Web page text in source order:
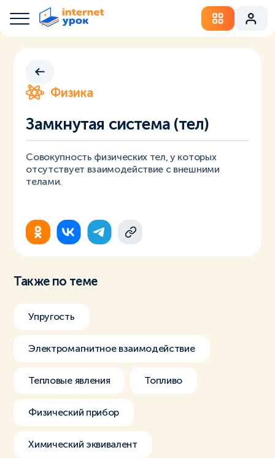
Физика
Замкнутая система (тел)
Совокупность физических тел, у которых
отсутствует взаимодействие с внешними
телами.
Также по теме
Упругость
Электромагнитное взаимодействие
Тепловые явления Топливо
Физический прибор
Химический эквивалент